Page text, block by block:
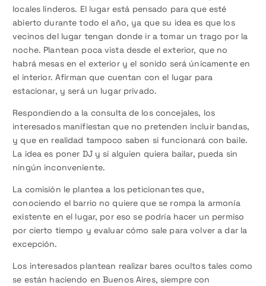
locales linderos. El lugar está pensado para que esté
abierto durante todo el año, ya que su idea es que los
vecinos del lugar tengan donde ir a tomar un trago por la
noche. Plantean poca vista desde el exterior, que no
habrá mesas en el exterior y el sonido será únicamente en
el interior. Afirman que cuentan con el lugar para
estacionar, y será un lugar privado.
Respondiendo a la consulta de los concejales, los
interesados manifiestan que no pretenden incluir bandas,
y que en realidad tampoco saben si funcionará con baile.
La idea es poner DJ y si alguien quiera bailar, pueda sin
ningún inconveniente.
La comisión le plantea a los peticionantes que,
conociendo el barrio no quiere que se rompa la armonía
existente en el lugar, por eso se podría hacer un permiso
por cierto tiempo y evaluar cómo sale para volver a dar la
excepción.
Los interesados plantean realizar bares ocultos tales como
se están haciendo en Buenos Aires, siempre con